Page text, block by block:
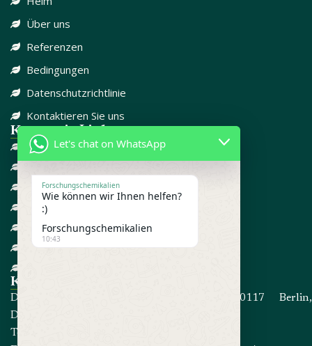
Über uns
Referenzen
Bedingungen
Datenschutzrichtlinie
Kontaktieren Sie uns
Kategorie-Links
DISSOZIATIV
CBD
FORSCHUNGSCHEMIKALIEN
GEGEN ANGST
ADD / ADHD
Kontakt informationen
Die Adresse: Kommandorstraße 80, 10117 Berlin,
Deutschland
Telefon:
Let's chat on WhatsApp
Forschungschemikalien
Wie können wir Ihnen helfen?
:)
Forschungschemikalien
10:43